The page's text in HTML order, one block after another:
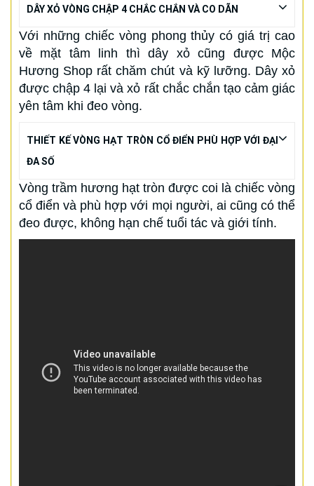
DÂY XỎ VÒNG CHẬP 4 CHẮC CHẮN VÀ CO DÃN
Với những chiếc vòng phong thủy có giá trị cao
về mặt tâm linh thì dây xỏ cũng được Mộc
Hương Shop rất chăm chút và kỹ lưỡng. Dây xỏ
được chập 4 lại và xỏ rất chắc chắn tạo cảm giác
yên tâm khi đeo vòng.
THIẾT KẾ VÒNG HẠT TRÒN CỔ ĐIỂN PHÙ HỢP VỚI ĐẠI
ĐA SỐ
Vòng trầm hương hạt tròn được coi là chiếc vòng
cổ điển và phù hợp với mọi người, ai cũng có thể
đeo được, không hạn chế tuổi tác và giới tính.